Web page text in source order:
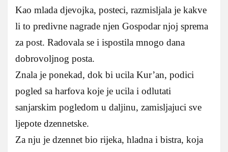
Kao mlada djevojka, posteci, razmisljala je kakve
li to predivne nagrade njen Gospodar njoj sprema
za post. Radovala se i ispostila mnogo dana
dobrovoljnog posta.
Znala je ponekad, dok bi ucila Kur’an, podici
pogled sa harfova koje je ucila i odlutati
sanjarskim pogledom u daljinu, zamisljajuci sve
ljepote dzennetske.
Za nju je dzennet bio rijeka, hladna i bistra, koja